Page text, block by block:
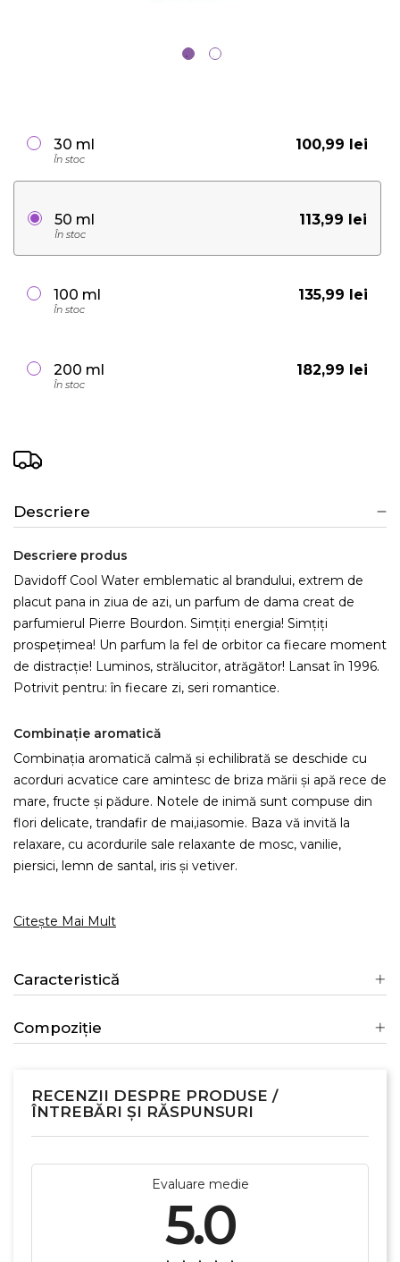
100,99 lei
30 ml
În stoc
113,99 lei
50 ml
În stoc
135,99 lei
100 ml
În stoc
182,99 lei
200 ml
În stoc
Descriere
Descriere produs
Davidoff Cool Water emblematic al brandului, extrem de
placut pana in ziua de azi, un parfum de dama creat de
parfumierul Pierre Bourdon. Simțiți energia! Simțiți
prospețimea! Un parfum la fel de orbitor ca fiecare moment
de distracție! Luminos, strălucitor, atrăgător! Lansat în 1996.
Potrivit pentru: în fiecare zi, seri romantice.
Combinație aromatică
Combinația aromatică calmă și echilibrată se deschide cu
acorduri acvatice care amintesc de briza mării și apă rece de
mare, fructe și pădure. Notele de inimă sunt compuse din
flori delicate, trandafir de mai,iasomie. Baza vă invită la
relaxare, cu acordurile sale relaxante de mosc, vanilie,
piersici, lemn de santal, iris și vetiver.
Citește Mai Mult
Caracteristică
Compoziție
RECENZII DESPRE PRODUSE /
ÎNTREBĂRI ȘI RĂSPUNSURI
Evaluare medie
5.0